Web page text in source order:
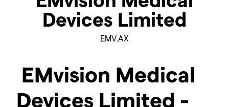
Devices Limited
EMV.AX
EMvision Medical
Devices Limited -